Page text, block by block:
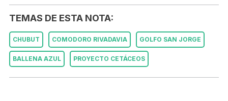
TEMAS DE ESTA NOTA:
CHUBUT COMODORO RIVADAVIA GOLFO SAN JORGE
BALLENA AZUL PROYECTO CETÁCEOS